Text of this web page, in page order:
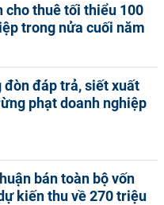
cho thuê tối thiểu 100
trong nửa cuối năm
đòn đáp trả, siết xuất
phạt doanh nghiệp
bán toàn bộ vốn
kiến thu về 270 triệu